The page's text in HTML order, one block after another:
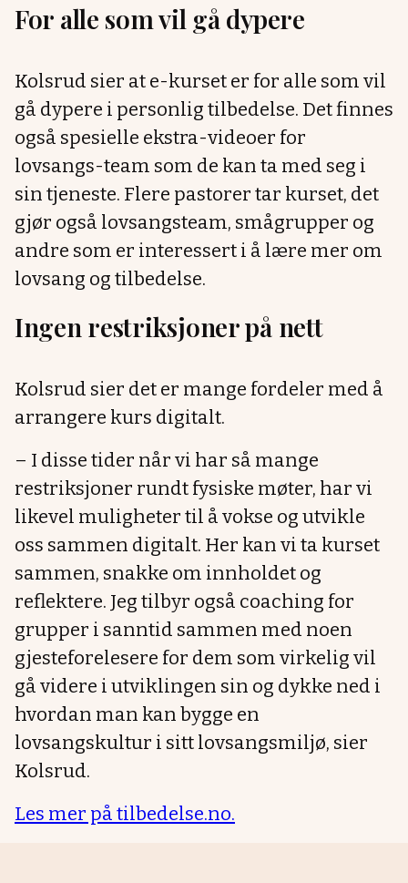
For alle som vil gå dypere
Kolsrud sier at e-kurset er for alle som vil
gå dypere i personlig tilbedelse. Det finnes
også spesielle ekstra-videoer for
lovsangs-team som de kan ta med seg i
sin tjeneste. Flere pastorer tar kurset, det
gjør også lovsangsteam, smågrupper og
andre som er interessert i å lære mer om
lovsang og tilbedelse.
Ingen restriksjoner på nett
Kolsrud sier det er mange fordeler med å
arrangere kurs digitalt.
– I disse tider når vi har så mange
restriksjoner rundt fysiske møter, har vi
likevel muligheter til å vokse og utvikle
oss sammen digitalt. Her kan vi ta kurset
sammen, snakke om innholdet og
reflektere. Jeg tilbyr også coaching for
grupper i sanntid sammen med noen
gjesteforelesere for dem som virkelig vil
gå videre i utviklingen sin og dykke ned i
hvordan man kan bygge en
lovsangskultur i sitt lovsangsmiljø, sier
Kolsrud.
Les mer på tilbedelse.no.